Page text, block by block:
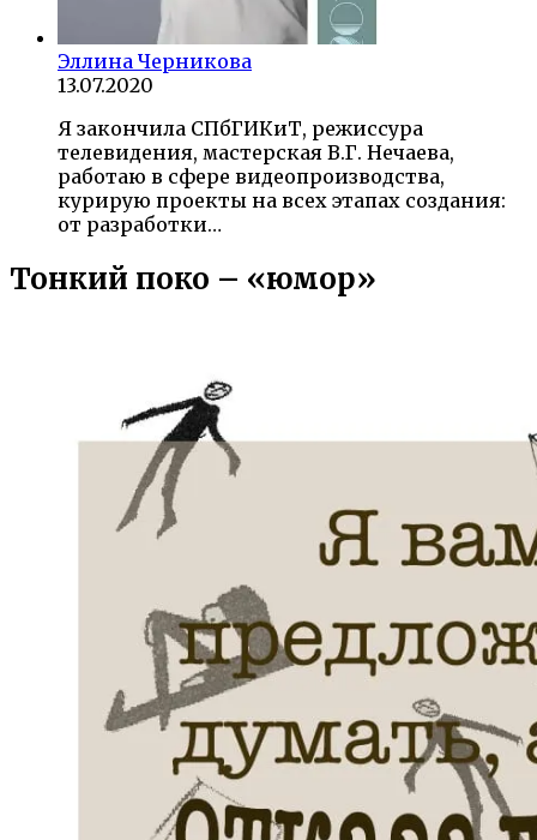
Эллина Черникова
13.07.2020
Я закончила СПбГИКиТ, режиссура
телевидения, мастерская В.Г. Нечаева,
работаю в сфере видеопроизводства,
курирую проекты на всех этапах создания:
от разработки…
Тонкий поко – «юмор»